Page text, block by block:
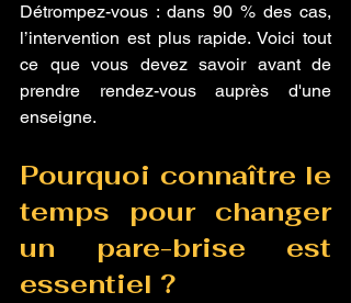
Détrompez-vous : dans 90 % des cas,
l’intervention est plus rapide. Voici tout
ce que vous devez savoir avant de
prendre rendez-vous auprès d'une
enseigne.
Pourquoi connaître le
temps pour changer
un pare-brise est
essentiel ?